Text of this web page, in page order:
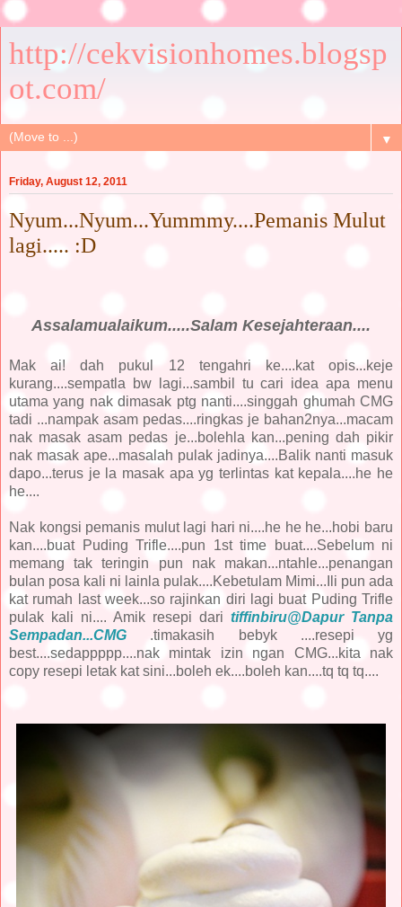
http://cekvisionhomes.blogsp
ot.com/
▼
Friday, August 12, 2011
Nyum...Nyum...Yummmy....Pemanis Mulut
lagi..... :D
Assalamualaikum.....Salam Kesejahteraan....
Mak ai! dah pukul 12 tengahri ke....kat opis...keje
kurang....sempatla bw lagi...sambil tu cari idea apa menu
utama yang nak dimasak ptg nanti....singgah ghumah CMG
tadi ...nampak asam pedas....ringkas je bahan2nya...macam
nak masak asam pedas je...bolehla kan...pening dah pikir
nak masak ape...masalah pulak jadinya....Balik nanti masuk
dapo...terus je la masak apa yg terlintas kat kepala....he he
he....
Nak kongsi pemanis mulut lagi hari ni....he he he...hobi baru
kan....buat Puding Trifle....pun 1st time buat....Sebelum ni
memang tak teringin pun nak makan...ntahle...penangan
bulan posa kali ni lainla pulak....Kebetulam Mimi...Ili pun ada
kat rumah last week...so rajinkan diri lagi buat Puding Trifle
pulak kali ni.... Amik resepi dari tiffinbiru@Dapur Tanpa
Sempadan...CMG
.timakasih bebyk ....resepi yg
best....sedappppp....nak mintak izin ngan CMG...kita nak
copy resepi letak kat sini...boleh ek....boleh kan....tq tq tq....